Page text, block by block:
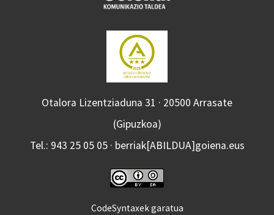
Otalora Lizentziaduna 31 · 20500 Arrasate
(Gipuzkoa)
Tel.: 943 25 05 05 · berriak[ABILDUA]goiena.eus
CodeSyntaxek garatua